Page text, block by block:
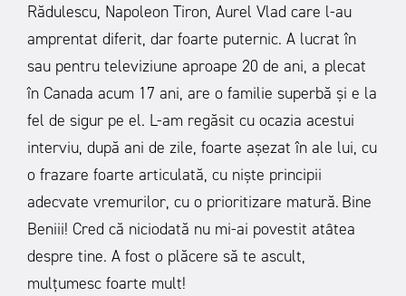
Rădulescu, Napoleon Tiron, Aurel Vlad care l-au
amprentat diferit, dar foarte puternic. A lucrat în
sau pentru televiziune aproape 20 de ani, a plecat
în Canada acum 17 ani, are o familie superbă și e la
fel de sigur pe el. L-am regăsit cu ocazia acestui
interviu, după ani de zile, foarte așezat în ale lui, cu
o frazare foarte articulată, cu niște principii
adecvate vremurilor, cu o prioritizare matură. Bine
Beniii! Cred că niciodată nu mi-ai povestit atâtea
despre tine. A fost o plăcere să te ascult,
mulțumesc foarte mult!